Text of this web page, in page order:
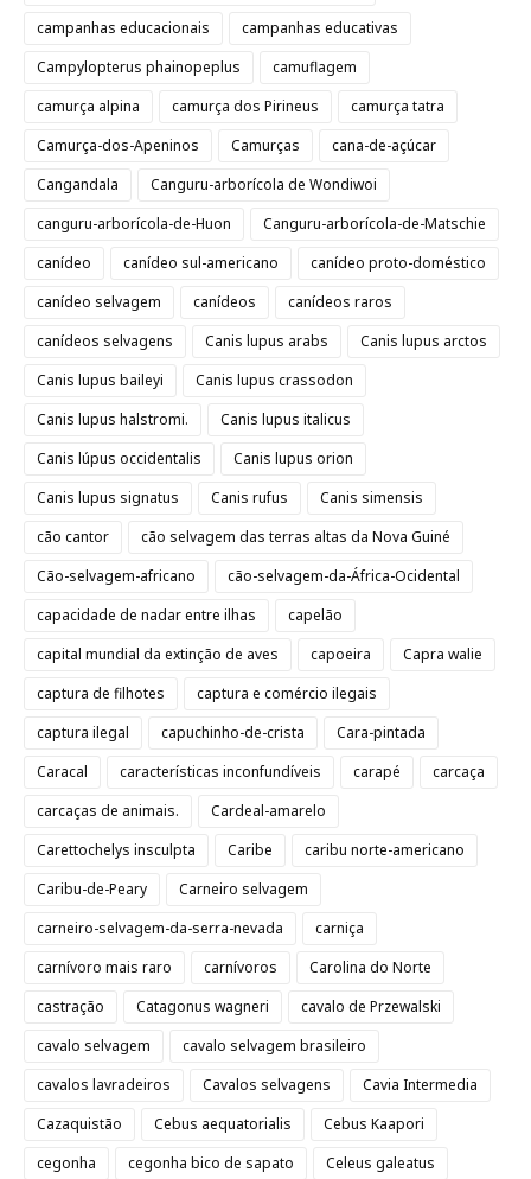
campanhas educacionais
campanhas educativas
Campylopterus phainopeplus
camuflagem
camurça alpina
camurça dos Pirineus
camurça tatra
Camurça-dos-Apeninos
Camurças
cana-de-açúcar
Cangandala
Canguru-arborícola de Wondiwoi
canguru-arborícola-de-Huon
Canguru-arborícola-de-Matschie
canídeo
canídeo sul-americano
canídeo proto-doméstico
canídeo selvagem
canídeos
canídeos raros
canídeos selvagens
Canis lupus arabs
Canis lupus arctos
Canis lupus baileyi
Canis lupus crassodon
Canis lupus halstromi.
Canis lupus italicus
Canis lúpus occidentalis
Canis lupus orion
Canis lupus signatus
Canis rufus
Canis simensis
cão cantor
cão selvagem das terras altas da Nova Guiné
Cão-selvagem-africano
cão-selvagem-da-África-Ocidental
capacidade de nadar entre ilhas
capelão
capital mundial da extinção de aves
capoeira
Capra walie
captura de filhotes
captura e comércio ilegais
captura ilegal
capuchinho-de-crista
Cara-pintada
Caracal
características inconfundíveis carapé
carcaça
carcaças de animais.
Cardeal-amarelo
Carettochelys insculpta
Caribe
caribu norte-americano
Caribu-de-Peary
Carneiro selvagem
carneiro-selvagem-da-serra-nevada
carniça
carnívoro mais raro
carnívoros
Carolina do Norte
castração
Catagonus wagneri
cavalo de Przewalski
cavalo selvagem
cavalo selvagem brasileiro
cavalos lavradeiros
Cavalos selvagens
Cavia Intermedia
Cazaquistão
Cebus aequatorialis
Cebus Kaapori
cegonha
cegonha bico de sapato Celeus galeatus